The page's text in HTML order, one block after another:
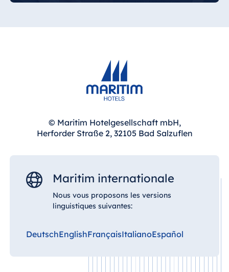
Italie
Antonine Hotel &
© Maritim Hotelgesellschaft mbH,
Herforder Straße 2, 32105 Bad Salzuflen
Maritim internationale
Nous vous proposons les versions
linguistiques suivantes:
DeutschEnglishFrançaisItalianoEspañol